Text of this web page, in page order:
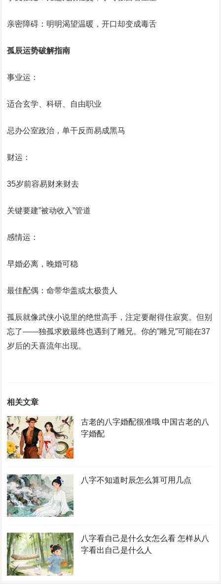
‌亲密障碍‌：明明渴望温暖，开口却变成毒舌
孤辰运势破解指南
‌事业运‌：
适合玄学、科研、自由职业
忌办公室政治，单干反而易成黑马
‌财运‌：
35岁前容易财来财去
关键要建”被动收入”管道
‌感情运‌：
早婚必离，晚婚可稳
最佳配偶：命带华盖或太极贵人
孤辰就像武侠小说里的绝世高手，注定要耐得住寂寞。但别
忘了——独孤求败最终也遇到了雕兄。你的”雕兄”可能在37
岁后的天喜流年出现。
相关文章
古老的八字婚配很准哦 中国古老的八
字婚配
八字不知道时辰怎么算可用几点
八字看自己是什么女怎么看 怎样从八
字看出自己是什么人